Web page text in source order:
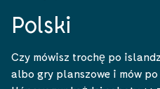
Polski
Czy mówisz trochę po
albo gry planszowe i mów